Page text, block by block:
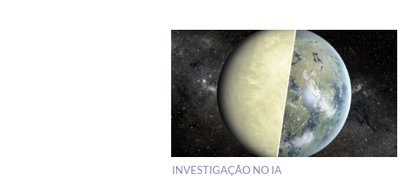
INVESTIGAÇÃO NO IA